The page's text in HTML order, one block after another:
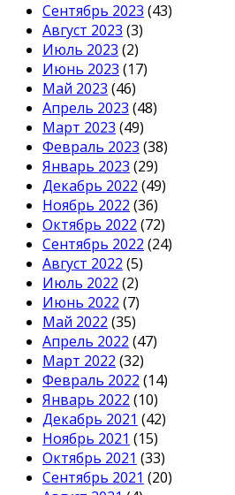
Сентябрь 2023 (43)
Август 2023 (3)
Июль 2023 (2)
Июнь 2023 (17)
Май 2023 (46)
Апрель 2023 (48)
Март 2023 (49)
Февраль 2023 (38)
Январь 2023 (29)
Декабрь 2022 (49)
Ноябрь 2022 (36)
Октябрь 2022 (72)
Сентябрь 2022 (24)
Август 2022 (5)
Июль 2022 (2)
Июнь 2022 (7)
Май 2022 (35)
Апрель 2022 (47)
Март 2022 (32)
Февраль 2022 (14)
Январь 2022 (10)
Декабрь 2021 (42)
Ноябрь 2021 (15)
Октябрь 2021 (33)
Сентябрь 2021 (20)